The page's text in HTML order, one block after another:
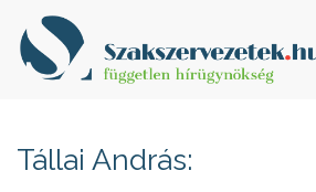
Tállai András: